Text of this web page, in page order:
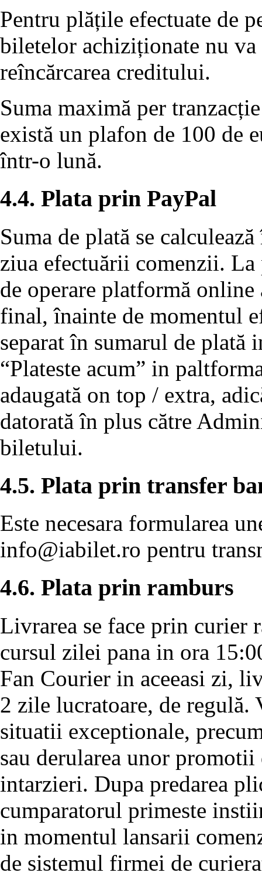
Pentru plățile efectuate de
biletelor achiziționate nu
reîncărcarea creditului.
Suma maximă per
există un plafon de 100 de
într-o lună.
4.4. Plata prin PayPal
Suma de plată se
ziua efectuării comenzii. La
de operare platformă
final, înainte de momentul
separat în sumarul de plată
“Plateste acum” in
adaugată on top / extra,
datorată în plus către
biletului.
4.5. Plata prin transfer
Este necesara formularea
info@iabilet.ro pentru
4.6. Plata prin ramburs
Livrarea se face prin curier
cursul zilei pana in ora
Fan Courier in aceeasi zi,
2 zile lucratoare, de regulă.
situatii exceptionale,
sau derularea unor
intarzieri. Dupa predarea
cumparatorul primeste
in momentul lansarii
de sistemul firmei de